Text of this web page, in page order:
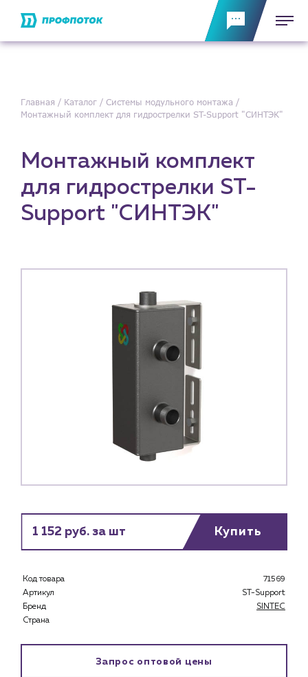
Каталог
Предприятиям и юр.лицам
Главная Каталог
Системы модульного монтажа
Монтажный комплект для гидрострелки ST-Support "СИНТЭК"
Монтажный комплект
для гидрострелки ST-
Support "СИНТЭК"
1 152 руб. за шт Купить
Код товара
71569
Артикул
ST-Support
Бренд
SINTEC
Страна
Запрос оптовой цены